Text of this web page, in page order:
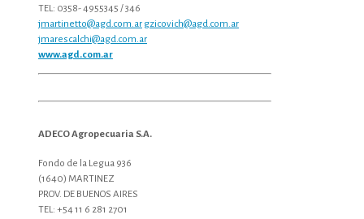
TEL: 0358- 4955345 / 346
jmartinetto@agd.com.ar gzicovich@agd.com.ar
jmarescalchi@agd.com.ar
www.agd.com.ar
ADECO Agropecuaria S.A.
Fondo de la Legua 936
(1640) MARTINEZ
PROV. DE BUENOS AIRES
TEL: +54 11 6 281 2701